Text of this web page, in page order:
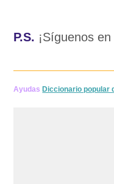
P.S. ¡Síguenos en
Ayudas Diccionario popular